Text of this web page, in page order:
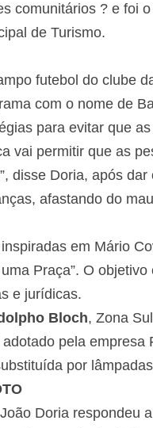
comunitários ? e foi
de Turismo.
futebol do clube
com o nome de
para evitar que
vai permitir que as
disse Doria, após
afastando do
em Mário
Praça”. O
e jurídicas.
Bloch, Zona
pela
por
Doria respondeu